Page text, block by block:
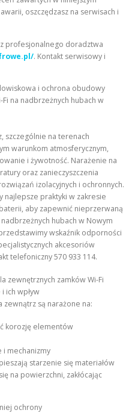
oszczędzasz na serwisach i
profesjonalnego doradztwa
. Kontakt serwisowy i
i ochrona obudowy
na nadbrzeżnych hubach w
szczególnie na terenach
warunkom atmosferycznym,
i żywotność. Narażenie na
oraz zanieczyszczenia
izolacyjnych i ochronnych.
najlepsze praktyki w zakresie
aby zapewnić nieprzerwaną
hubach w Nowym
wskaźnik odporności
akcesoriów
telefoniczny 570 933 114.
zewnętrznych zamków Wi-Fi
ich wpływ
zewnątrz są narażone na:
korozję elementów
i mechanizmy
starzenie się materiałów
na powierzchni, zakłócając
ochrony